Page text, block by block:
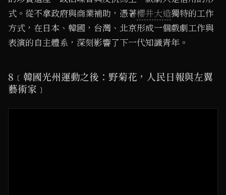
式。從不拿政府與商業補助，憑著櫻井大造獨特的工作
方式，在日本、韓國，台灣、北京形成一個戲劇工作與
表演的自主體系，深刻影響了下一代知識青年。
8﹝韓國光州運動之後：野菊花，人民日報與左翼
藝術家﹞